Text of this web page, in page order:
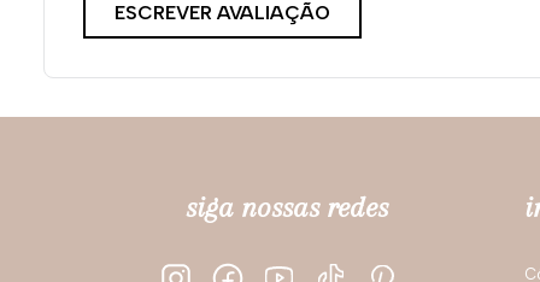
ESCREVER AVALIAÇÃO
siga nossas redes